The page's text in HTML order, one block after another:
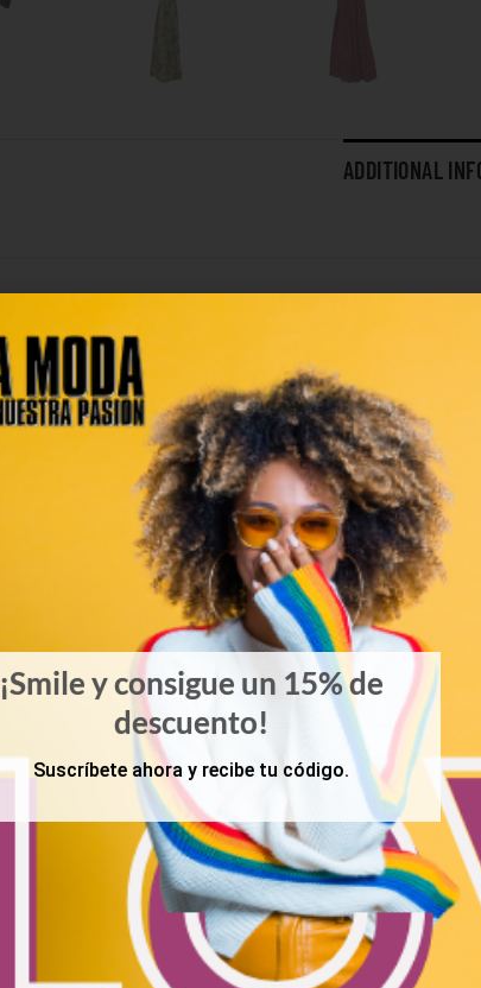
ADDITIONAL
RELATED
¡Smile y consigue un 15% de
descuento!
Suscríbete ahora y recibe tu código.